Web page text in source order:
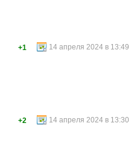
14 апреля 2024 в 13:49
+1
14 апреля 2024 в 13:30
+2